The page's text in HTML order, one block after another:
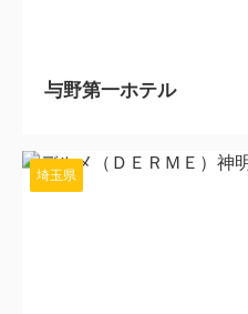
与野第一ホテル
埼玉県